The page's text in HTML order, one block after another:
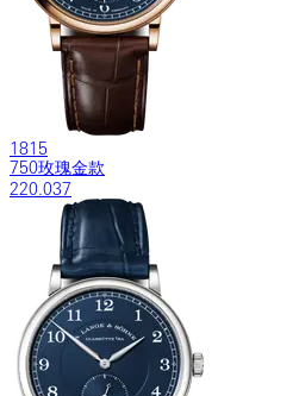
1815
750玫瑰金款
220.037